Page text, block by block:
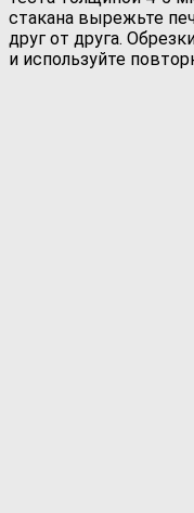
стакана вырежьте
друг от друга.
и используйте